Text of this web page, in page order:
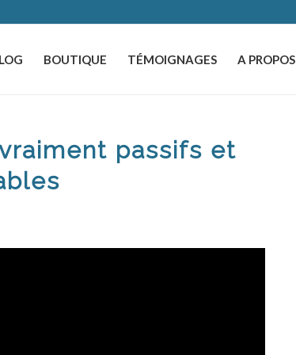
BOUTIQUE TÉMOIGNAGES A PROPOS
passifs et